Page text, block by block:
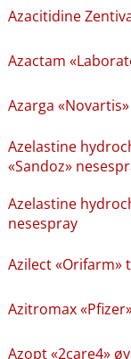
Azacitidine
Azactam
Azarga
Azelastine
«Sandoz»
Azelastine
nesespray
Azilect «Orifarm»
Azitromax
Azopt «2care4»